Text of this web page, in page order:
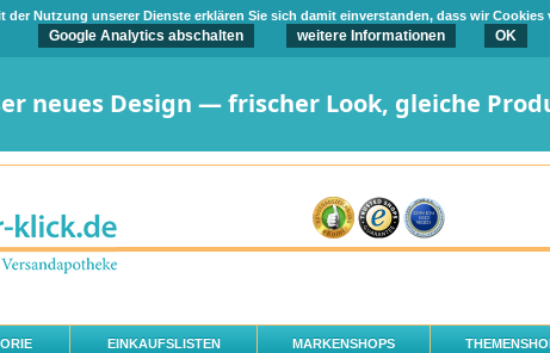
Nutzung unserer Dienste erklären Sie sich damit einverstanden, dass wir
Google Analytics abschalten weitere Informationen OK
neues Design — frischer Look, gleiche
EINKAUFSLISTEN MARKENSHOPS